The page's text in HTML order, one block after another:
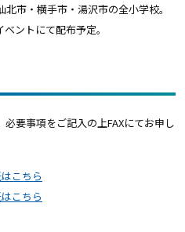
市・横手市・湯沢市の全小学校。
ントにて配布予定。
要事項をご記入の上FAXにてお申し
こちら
こちら